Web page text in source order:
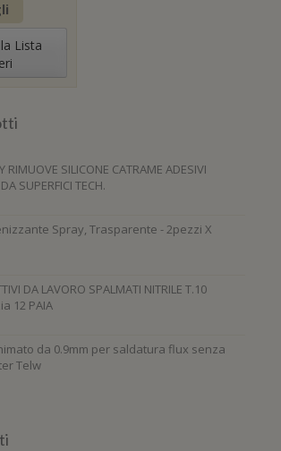
più
nella
prodotto
Lista
RIMUOVE SILICONE CATRAME ADESIVI
SUPERFICI TECH.
Spray, Trasparente - 2pezzi X
DA LAVORO SPALMATI NITRILE T.10
12 PAIA
da 0.9mm per saldatura flux senza
Telw